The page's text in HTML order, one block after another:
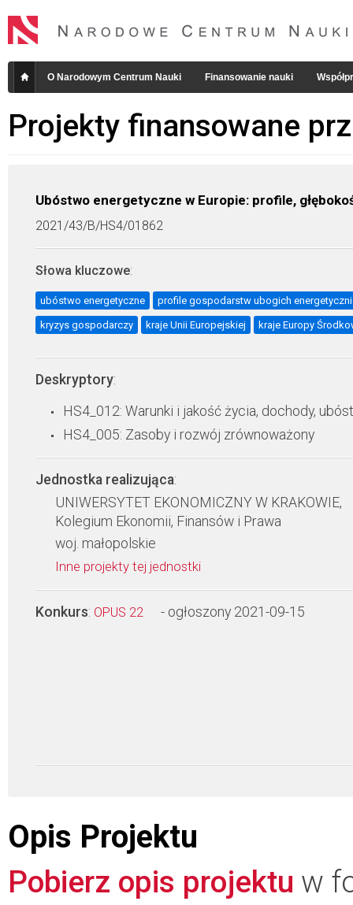
O Narodowym Centrum Nauki Finansowanie nauki
Projekty finansowane
Ubóstwo energetyczne w Europie: profile,
2021/43/B/HS4/01862
Słowa kluczowe:
ubóstwo energetyczne profile gospodarstw ubogich
kryzys gospodarczy kraje Unii Europejskiej kraje Europy
Deskryptory:
HS4_012: Warunki i jakość życia, dochody,
HS4_005: Zasoby i rozwój zrównoważony
Jednostka realizująca:
UNIWERSYTET EKONOMICZNY W KRAKOWIE,
Kolegium Ekonomii, Finansów i Prawa
woj. małopolskie
Inne projekty tej jednostki
Konkurs: OPUS 22 - ogłoszony 2021-09-15
Opis Projektu
Pobierz opis projektu w